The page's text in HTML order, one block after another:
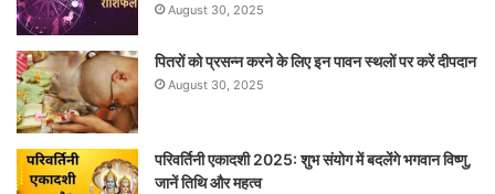
August 30, 2025
पितरों को प्रसन्न करने के लिए इन पावन स्थलों पर करें दीपदान
August 30, 2025
परिवर्तिनी एकादशी 2025: शुभ संयोग में बदलेंगे भगवान विष्णु,
जानें तिथि और महत्व